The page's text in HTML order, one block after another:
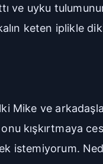
ve uyku
kalın keten iplikle
Mike ve
kışkırtmaya
istemiyorum.